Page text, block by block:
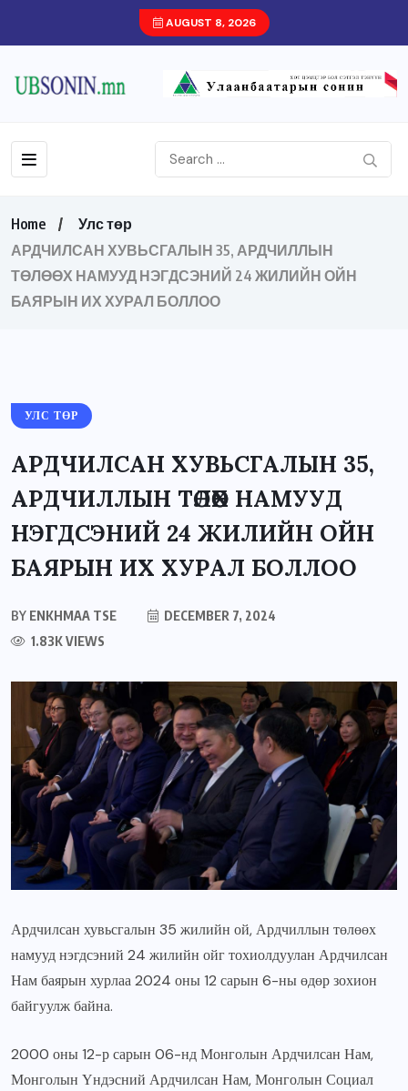
AUGUST 8, 2026
Home
Улс төр
АРДЧИЛСАН ХУВЬСГАЛЫН 35, АРДЧИЛЛЫН
ТӨЛӨӨХ НАМУУД НЭГДСЭНИЙ 24 ЖИЛИЙН ОЙН
БАЯРЫН ИХ ХУРАЛ БОЛЛОО
УЛС ТӨР
АРДЧИЛСАН ХУВЬСГАЛЫН 35,
АРДЧИЛЛЫН ТӨЛӨӨХ НАМУУД
НЭГДСЭНИЙ 24 ЖИЛИЙН ОЙН
БАЯРЫН ИХ ХУРАЛ БОЛЛОО
BY ENKHMAA TSE
DECEMBER 7, 2024
1.83K VIEWS
Ардчилсан хувьсгалын 35 жилийн ой, Ардчиллын төлөөх
намууд нэгдсэний 24 жилийн ойг тохиолдуулан Ардчилсан
Нам баярын хурлаа 2024 оны 12 сарын 6-ны өдөр зохион
байгуулж байна.
2000 оны 12-р сарын 06-нд Монголын Ардчилсан Нам,
Монголын Үндэсний Ардчилсан Нам, Монголын Социал